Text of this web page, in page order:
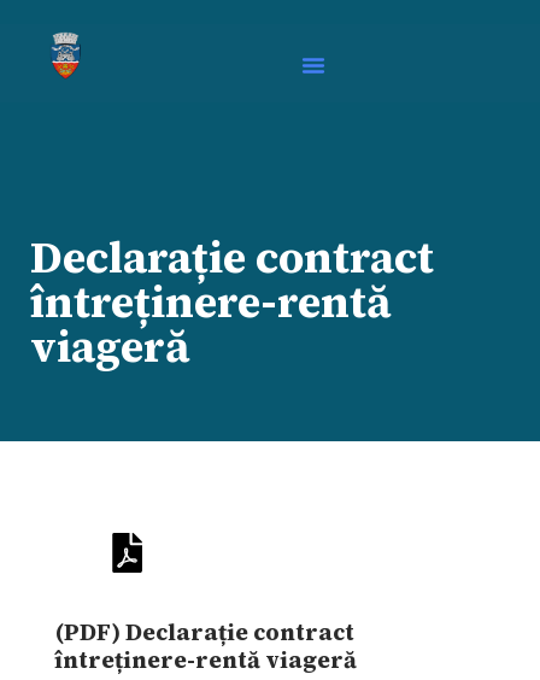
Declarație contract
întreținere-rentă
viageră
(PDF) Declarație contract
întreținere-rentă viageră